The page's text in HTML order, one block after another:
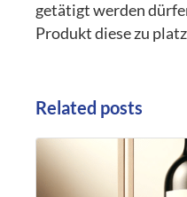
getätigt werden
Produkt diese zu
Related posts